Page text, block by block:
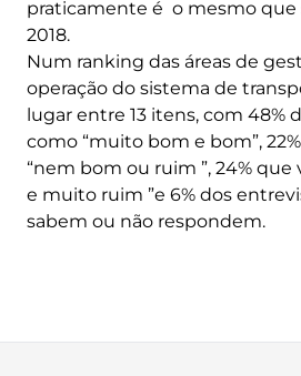
praticamente é o mesmo que
2018.
Num ranking das áreas de
operação do sistema de
lugar entre 13 itens, com 48%
como “muito bom e bom”,
“nem bom ou ruim ”, 24%
e muito ruim ”e 6% dos
sabem ou não respondem.